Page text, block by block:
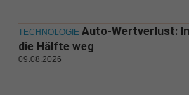
TECHNOLOGIE Auto-Wertverlust:
die Hälfte weg
09.08.2026